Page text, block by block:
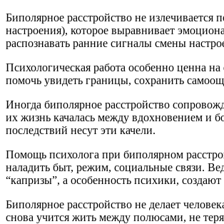
Биполярное расстройство не
настроения), которое выравнивает
распознавать ранние сигналы смены
Психологическая работа особенно ценна
помочь увидеть границы, сохранить
Иногда биполярное расстройство
их жизнь качалась между вдохновением и
последствий несут эти качели.
Помощь психолога при биполярном
наладить быт, режим, социальные связи.
“капризы”, а особенность психики,
Биполярное расстройство не делает
снова учится жить между полюсами, не